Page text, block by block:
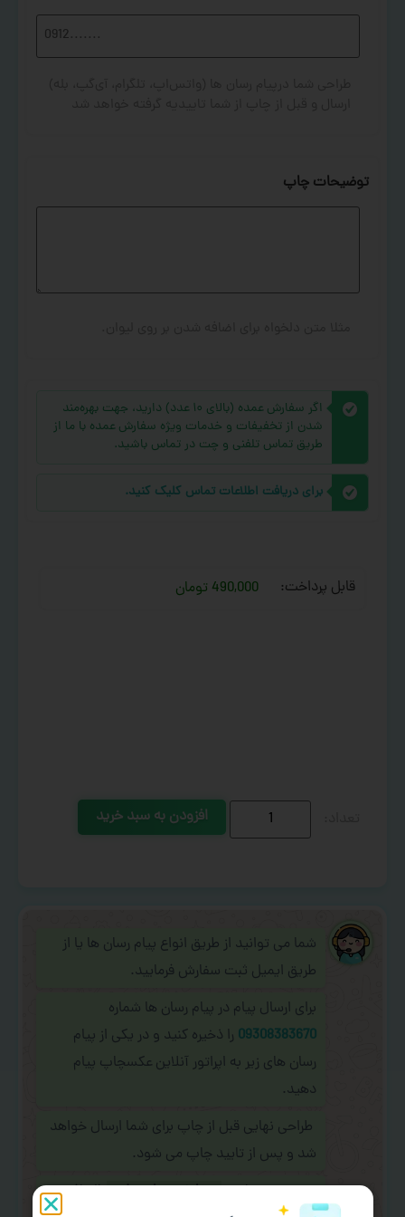
توضیحات چاپ
اگر سفارش عمده (بالای ۱۰ عدد) دارید، جهت بهره‌مند
شدن از تخفیفات و خدمات ویژه سفارش عمده با ما از
طریق تماس تلفنی و چت در تماس باشید.
برای دریافت اطلاعات تماس کلیک کنید.
قابل پرداخت: 490,000 تومان
افزودن به سبد خرید
شما می توانید از طریق انواع پیام رسان ها یا از
طریق ایمیل ثبت سفارش فرمایید.
برای ارسال پیام در پیام رسان ها شماره
09308383670 را ذخیره کنید و در یکی از پیام
رسان های زیر به اپراتور آنلاین عکسچاپ پیام
دهید.
طراحی نهایی قبل از چاپ برای شما ارسال خواهد
شد و پس از تایید چاپ می شود.
در صورت نیاز به سفارشی سازی طرح (اضافه